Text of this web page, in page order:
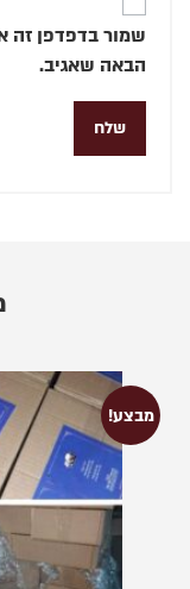
שמור בדפדפן זה
הבאה שאגיב.
מבצע!